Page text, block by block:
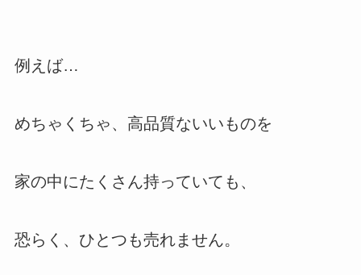
例えば…
めちゃくちゃ、高品質ないいものを
家の中にたくさん持っていても、
恐らく、ひとつも売れません。